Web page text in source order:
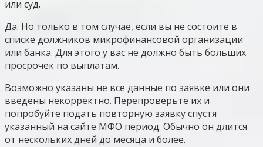
или суд.
Да. Но только в том случае, если вы не состоите в
списке должников микрофинансовой организации
или банка. Для этого у вас не должно быть больших
просрочек по выплатам.
Возможно указаны не все данные по заявке или они
введены некорректно. Перепроверьте их и
попробуйте подать повторную заявку спустя
указанный на сайте МФО период. Обычно он длится
от нескольких дней до месяца и более.